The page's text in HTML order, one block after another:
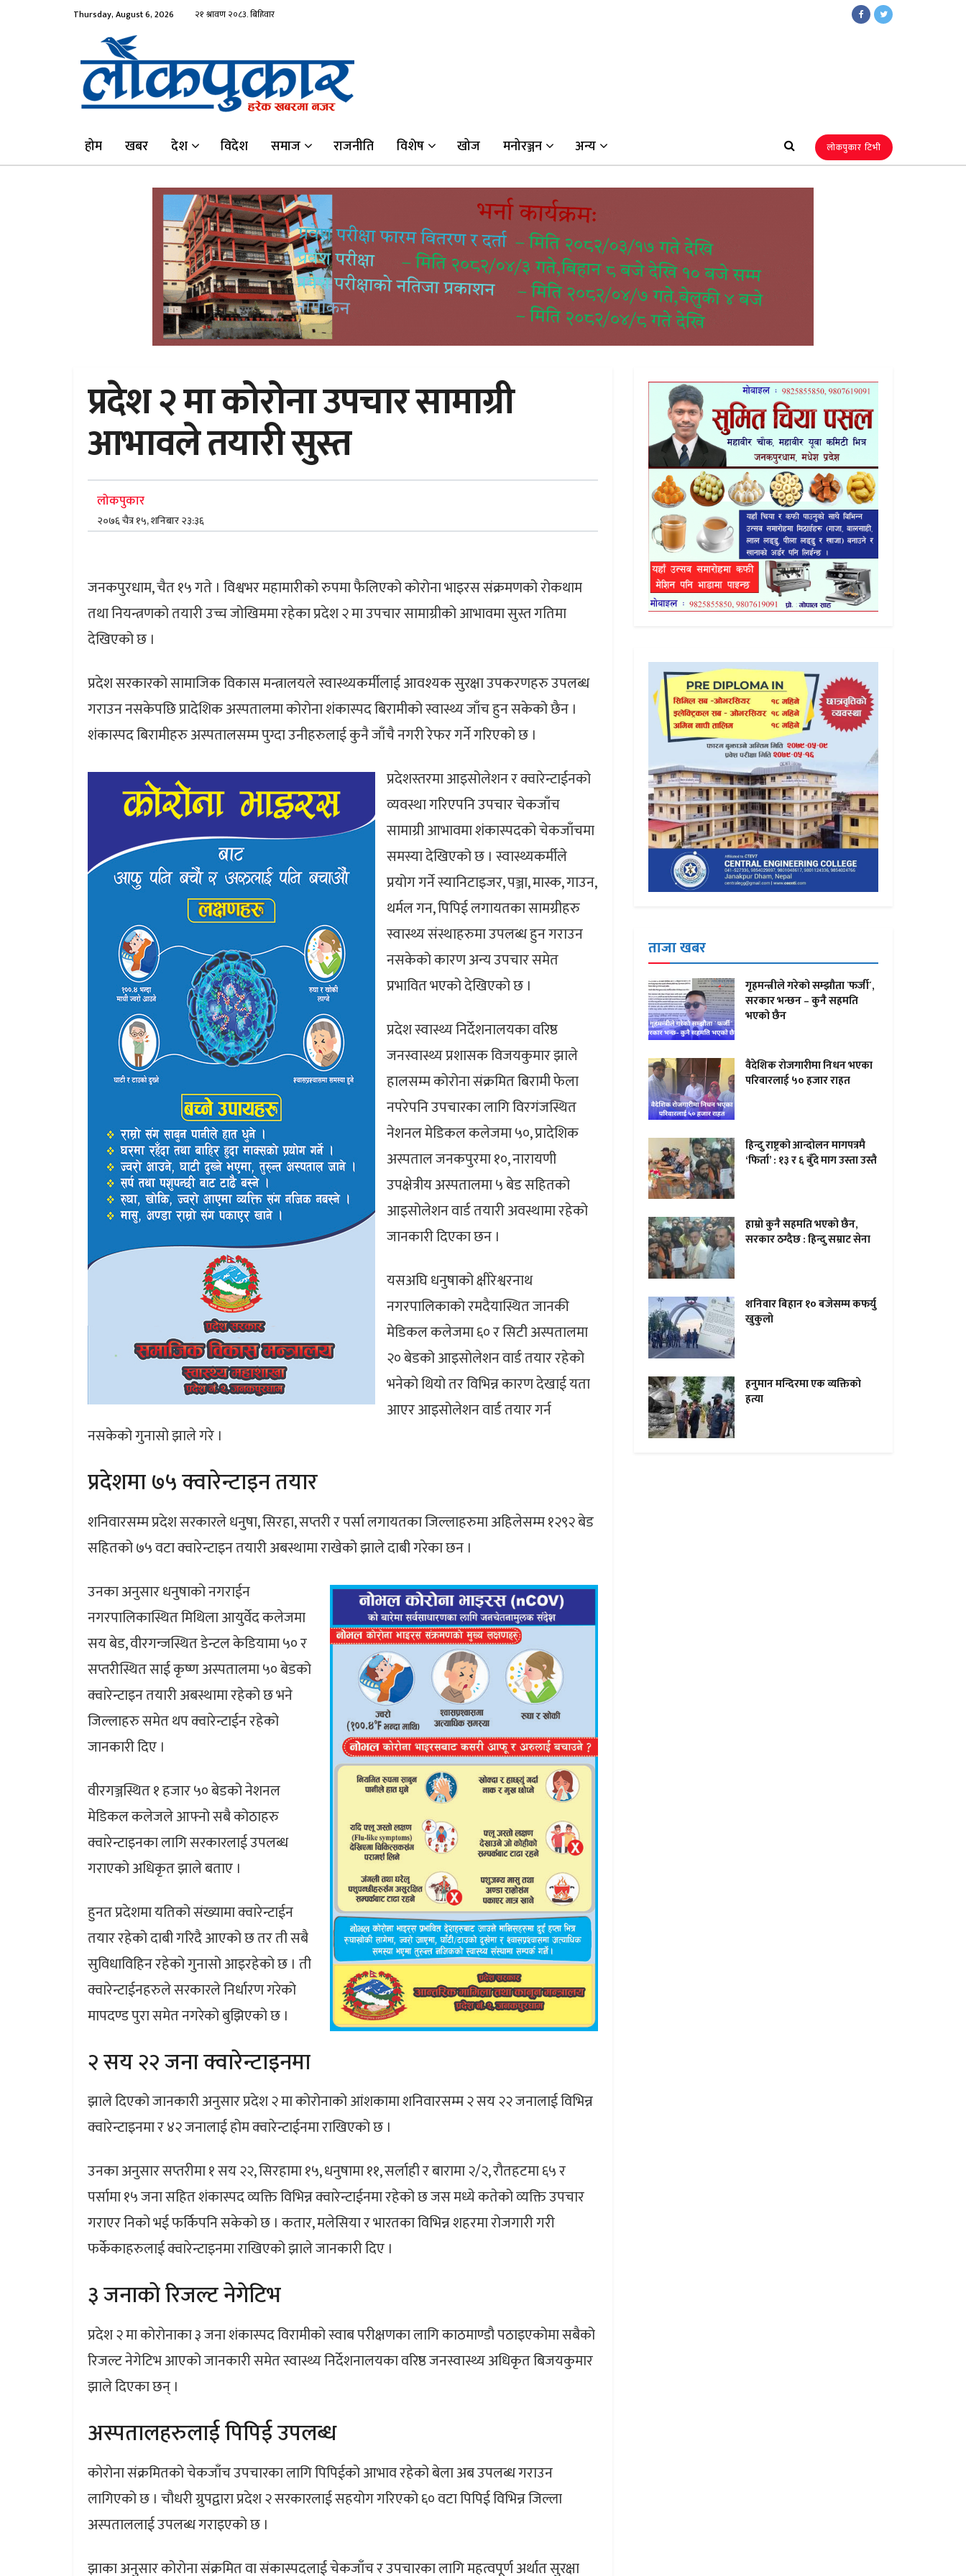
Thursday, August 6, 2026
होम खबर देश विदेश समाज राजनीति विशेष खोज मनोरञ्जन अन्य लोकपुकार टिभी
प्रदेश २ मा कोरोना उपचार सामाग्री
आभावले तयारी सुस्त
लोकपुकार
२०७६ चैत्र १५, शनिबार २३:३६
जनकपुरधाम, चैत १५ गते । विश्वभर महामारीको रुपमा फैलिएको कोरोना भाइरस संक्रमणको रोकथाम
तथा नियन्त्रणको तयारी उच्च जोखिममा रहेका प्रदेश २ मा उपचार सामाग्रीको आभावमा सुस्त गतिमा
देखिएको छ ।
प्रदेश सरकारको सामाजिक विकास मन्त्रालयले स्वास्थ्यकर्मीलाई आवश्यक सुरक्षा उपकरणहरु उपलब्ध
गराउन नसकेपछि प्रादेशिक अस्पतालमा कोरोना शंकास्पद बिरामीको स्वास्थ्य जाँच हुन सकेको छैन ।
शंकास्पद बिरामीहरु अस्पतालसम्म पुग्दा उनीहरुलाई कुनै जाँचै नगरी रेफर गर्ने गरिएको छ ।
प्रदेशस्तरमा आइसोलेशन र क्वारेन्टाईनको
व्यवस्था गरिएपनि उपचार चेकजाँच
सामाग्री आभावमा शंकास्पदको चेकजाँचमा
समस्या देखिएको छ । स्वास्थ्यकर्मीले
प्रयोग गर्ने स्यानिटाइजर, पञ्जा, मास्क, गाउन,
थर्मल गन, पिपिई लगायतका सामग्रीहरु
स्वास्थ्य संस्थाहरुमा उपलब्ध हुन गराउन
नसकेको कारण अन्य उपचार समेत
प्रभावित भएको देखिएको छ ।
प्रदेश स्वास्थ्य निर्देशनालयका वरिष्ठ
जनस्वास्थ्य प्रशासक विजयकुमार झाले
हालसम्म कोरोना संक्रमित बिरामी फेला
नपरेपनि उपचारका लागि विरगंजस्थित
नेशनल मेडिकल कलेजमा ५०, प्रादेशिक
अस्पताल जनकपुरमा १०, नारायणी
उपक्षेत्रीय अस्पतालमा ५ बेड सहितको
आइसोलेशन वार्ड तयारी अवस्थामा रहेको
जानकारी दिएका छन ।
यसअघि धनुषाको क्षीरेश्वरनाथ
नगरपालिकाको रमदैयास्थित जानकी
मेडिकल कलेजमा ६० र सिटी अस्पतालमा
२० बेडको आइसोलेशन वार्ड तयार रहेको
भनेको थियो तर विभिन्न कारण देखाई यता
आएर आइसोलेशन वार्ड तयार गर्न
नसकेको गुनासो झाले गरे ।
प्रदेशमा ७५ क्वारेन्टाइन तयार
शनिवारसम्म प्रदेश सरकारले धनुषा, सिरहा, सप्तरी र पर्सा लगायतका जिल्लाहरुमा अहिलेसम्म १२९२ बेड
सहितको ७५ वटा क्वारेन्टाइन तयारी अबस्थामा राखेको झाले दाबी गरेका छन ।
उनका अनुसार धनुषाको नगराईन
नगरपालिकास्थित मिथिला आयुर्वेद कलेजमा
सय बेड, वीरगन्जस्थित डेन्टल केडियामा ५० र
सप्तरीस्थित साई कृष्ण अस्पतालमा ५० बेडको
क्वारेन्टाइन तयारी अबस्थामा रहेको छ भने
जिल्लाहरु समेत थप क्वारेन्टाईन रहेको
जानकारी दिए ।
वीरगञ्जस्थित १ हजार ५० बेडको नेशनल
मेडिकल कलेजले आफ्नो सबै कोठाहरु
क्वारेन्टाइनका लागि सरकारलाई उपलब्ध
गराएको अधिकृत झाले बताए ।
हुनत प्रदेशमा यतिको संख्यामा क्वारेन्टाईन
तयार रहेको दाबी गरिदै आएको छ तर ती सबै
सुविधाविहिन रहेको गुनासो आइरहेको छ । ती
क्वारेन्टाईनहरुले सरकारले निर्धारण गरेको
मापदण्ड पुरा समेत नगरेको बुझिएको छ ।
२ सय २२ जना क्वारेन्टाइनमा
झाले दिएको जानकारी अनुसार प्रदेश २ मा कोरोनाको आंशकामा शनिवारसम्म २ सय २२ जनालाई विभिन्न
क्वारेन्टाइनमा र ४२ जनालाई होम क्वारेन्टाईनमा राखिएको छ ।
उनका अनुसार सप्तरीमा १ सय २२, सिरहामा १५, धनुषामा ११, सर्लाही र बारामा २/२, रौतहटमा ६५ र
पर्सामा १५ जना सहित शंकास्पद व्यक्ति विभिन्न क्वारेन्टाईनमा रहेको छ जस मध्ये कतेको व्यक्ति उपचार
गराएर निको भई फर्किपनि सकेको छ । कतार, मलेसिया र भारतका विभिन्न शहरमा रोजगारी गरी
फर्केकाहरुलाई क्वारेन्टाइनमा राखिएको झाले जानकारी दिए ।
३ जनाको रिजल्ट नेगेटिभ
प्रदेश २ मा कोरोनाका ३ जना शंकास्पद विरामीको स्वाब परीक्षणका लागि काठमाण्डौ पठाइएकोमा सबैको
रिजल्ट नेगेटिभ आएको जानकारी समेत स्वास्थ्य निर्देशनालयका वरिष्ठ जनस्वास्थ्य अधिकृत बिजयकुमार
झाले दिएका छन् ।
अस्पतालहरुलाई पिपिई उपलब्ध
कोरोना संक्रमितको चेकजाँच उपचारका लागि पिपिईको आभाव रहेको बेला अब उपलब्ध गराउन
लागिएको छ । चौधरी ग्रुपद्वारा प्रदेश २ सरकारलाई सहयोग गरिएको ६० वटा पिपिई विभिन्न जिल्ला
अस्पताललाई उपलब्ध गराइएको छ ।
झाका अनुसार कोरोना संक्रमित वा संकास्पदलाई चेकजाँच र उपचारका लागि महत्वपूर्ण अर्थात सुरक्षा
ताजा खबर
गृहमन्त्रीले गरेको सम्झौता `फर्जी´,
सरकार भन्छन – कुनै सहमति
भएको छैन
वैदेशिक रोजगारीमा निधन भएका
परिवारलाई ५० हजार राहत
हिन्दु राष्ट्रको आन्दोलन मागपत्रमै
‘फिर्ता’ : १३ र ६ बुँदे माग उस्ता उस्तै
हाम्राे कुनै सहमति भएकाे छैन,
सरकार ठग्दैछ : हिन्दु सम्राट सेना
शनिवार बिहान १० बजेसम्म कफर्यु
खुकुलाे
हनुमान मन्दिरमा एक व्यक्तिकाे
हत्या